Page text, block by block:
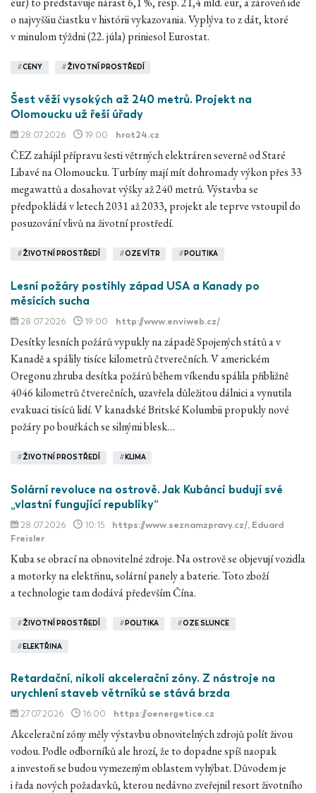
o najvyššiu čiastku v histórii vykazovania. Vyplýva to z dát, ktoré
v minulom týždni (22. júla) priniesol Eurostat.
#CENY #ŽIVOTNÍ PROSTŘEDÍ
Šest věží vysokých až 240 metrů. Projekt na
Olomoucku už řeší úřady
28.07.2026 19:00 hrot24.cz
ČEZ zahájil přípravu šesti větrných elektráren severně od Staré
Libavé na Olomoucku. Turbíny mají mít dohromady výkon přes 33
megawattů a dosahovat výšky až 240 metrů. Výstavba se
předpokládá v letech 2031 až 2033, projekt ale teprve vstoupil do
posuzování vlivů na životní prostředí.
#ŽIVOTNÍ PROSTŘEDÍ #OZE VÍTR # POLITIKA
Lesní požáry postihly západ USA a Kanady po
měsících sucha
28.07.2026 19:00 http://www.enviweb.cz/
Desítky lesních požárů vypukly na západě Spojených států a v
Kanadě a spálily tisíce kilometrů čtverečních. V americkém
Oregonu zhruba desítka požárů během víkendu spálila přibližně
4046 kilometrů čtverečních, uzavřela důležitou dálnici a vynutila
evakuaci tisíců lidí. V kanadské Britské Kolumbii propukly nové
požáry po bouřkách se silnými blesk…
#ŽIVOTNÍ PROSTŘEDÍ # KLIMA
Solární revoluce na ostrově. Jak Kubánci budují své
„vlastní fungující republiky“
28.07.2026 10:15 https://www.seznamzpravy.cz/, Eduard
Freisler
Kuba se obrací na obnovitelné zdroje. Na ostrově se objevují vozidla
a motorky na elektřinu, solární panely a baterie. Toto zboží
a technologie tam dodává především Čína.
#ŽIVOTNÍ PROSTŘEDÍ # POLITIKA #OZE SLUNCE
# ELEKTŘINA
Retardační, nikoli akcelerační zóny. Z nástroje na
urychlení staveb větrníků se stává brzda
27.07.2026 16:00 https://oenergetice.cz
Akcelerační zóny měly výstavbu obnovitelných zdrojů polít živou
vodou. Podle odborníků ale hrozí, že to dopadne spíš naopak
a investoři se budou vymezeným oblastem vyhýbat. Důvodem je
i řada nových požadavků, kterou nedávno zveřejnil resort životního